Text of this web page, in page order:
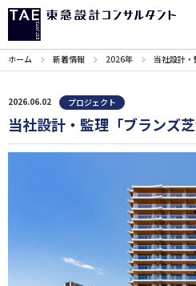
ホーム 新着情報 2026年 当社設計
2026.06.02 プロジェクト
当社設計・監理「ブランズ